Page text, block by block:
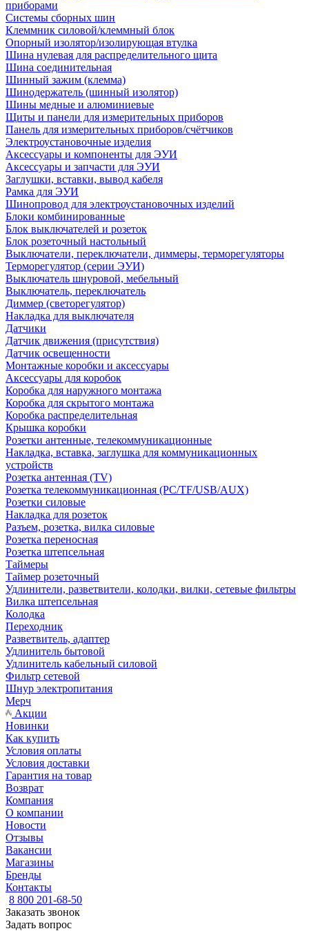
приборами
Системы сборных шин
Клеммник силовой/клеммный блок
Опорный изолятор/изолирующая втулка
Шина нулевая для распределительного щита
Шина соединительная
Шинный зажим (клемма)
Шинодержатель (шинный изолятор)
Шины медные и алюминиевые
Щиты и панели для измерительных приборов
Панель для измерительных приборов/счётчиков
Электроустановочные изделия
Аксессуары и компоненты для ЭУИ
Аксессуары и запчасти для ЭУИ
Заглушки, вставки, вывод кабеля
Рамка для ЭУИ
Шинопровод для электроустановочных изделий
Блоки комбинированные
Блок выключателей и розеток
Блок розеточный настольный
Выключатели, переключатели, диммеры, терморегуляторы
Терморегулятор (серии ЭУИ)
Выключатель шнуровой, мебельный
Выключатель, переключатель
Диммер (светорегулятор)
Накладка для выключателя
Датчики
Датчик движения (присутствия)
Датчик освещенности
Монтажные коробки и аксессуары
Аксессуары для коробок
Коробка для наружного монтажа
Коробка для скрытого монтажа
Коробка распределительная
Крышка коробки
Розетки антенные, телекоммуникационные
Накладка, вставка, заглушка для коммуникационных
устройств
Розетка антенная (TV)
Розетка телекоммуникационная (PC/TF/USB/AUX)
Розетки силовые
Накладка для розеток
Разъем, розетка, вилка силовые
Розетка переносная
Розетка штепсельная
Таймеры
Таймер розеточный
Удлинители, разветвители, колодки, вилки, сетевые фильтры
Вилка штепсельная
Колодка
Переходник
Разветвитель, адаптер
Удлинитель бытовой
Удлинитель кабельный силовой
Фильтр сетевой
Шнур электропитания
Мерч
Акции
Новинки
Как купить
Условия оплаты
Условия доставки
Гарантия на товар
Возврат
Компания
О компании
Новости
Отзывы
Вакансии
Магазины
Бренды
Контакты
8 800 201-68-50
Заказать звонок
Задать вопрос